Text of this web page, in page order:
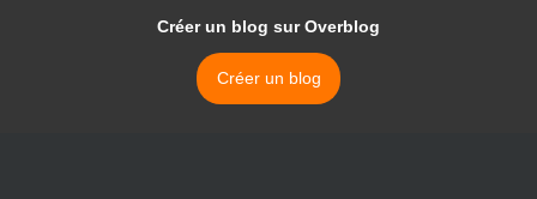
Créer un blog sur Overblog
Créer un blog